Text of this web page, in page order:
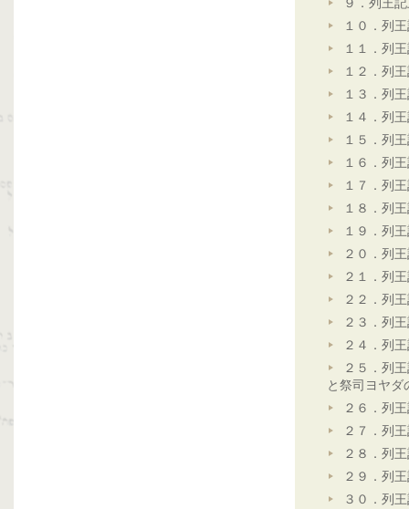
９．列王
１０．列
１１．列
１２．列
１３．列
１４．列
１５．列
１６．列
１７．列
１８．列
１９．列
２０．列
２１．列
２２．列
２３．列
２４．列
２５．列
と祭司ヨヤダ
２６．列
２７．列
２８．列
２９．列
３０．列